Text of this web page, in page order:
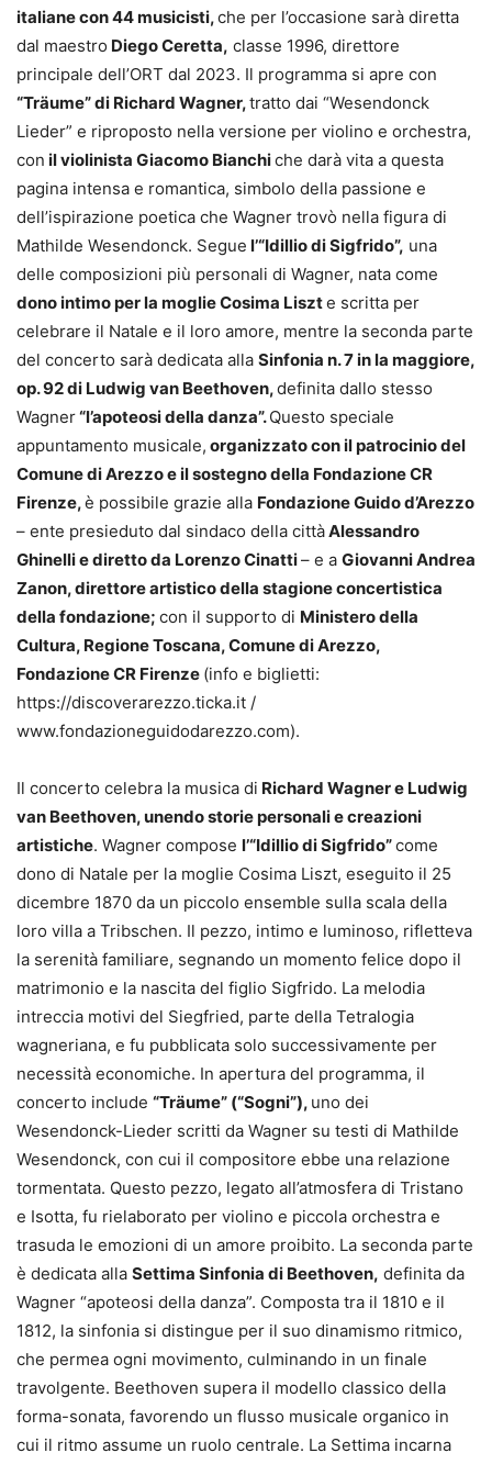
italiane con 44 musicisti,che per l’occasione sarà diretta
dal maestro Diego Ceretta, classe 1996, direttore
principale dell’ORT dal 2023. Il programma si apre con
“Träume” di Richard Wagner,tratto dai “Wesendonck
Lieder” e riproposto nella versione per violino e orchestra,
con il violinista Giacomo Bianchiche darà vita a questa
pagina intensa e romantica, simbolo della passione e
dell’ispirazione poetica che Wagner trovò nella figura di
Mathilde Wesendonck. Segue l’“Idillio di Sigfrido”, una
delle composizioni più personali di Wagner, nata come
dono intimo per la moglie Cosima Liszte scritta per
celebrare il Natale e il loro amore, mentre la seconda parte
del concerto sarà dedicata alla Sinfonia n. 7 in la maggiore,
op. 92 di Ludwig van Beethoven,definita dallo stesso
Wagner“l’apoteosi della danza”.Questo speciale
appuntamento musicale, organizzato con il patrocinio del
Comune di Arezzo e il sostegno della Fondazione CR
Firenze,è possibile grazie alla Fondazione Guido d’Arezzo
– ente presieduto dal sindaco della cittàAlessandro
Ghinelli e diretto da Lorenzo Cinatti– e a Giovanni Andrea
Zanon, direttore artistico della stagione concertistica
della fondazione; con il supporto di Ministero della
Cultura, Regione Toscana, Comune di Arezzo,
Fondazione CR Firenze (info e biglietti:
https://discoverarezzo.ticka.it /
www.fondazioneguidodarezzo.com).
Il concerto celebra la musica di Richard Wagner e Ludwig
van Beethoven, unendo storie personali e creazioni
artistiche. Wagner compose l’“Idillio di Sigfrido”come
dono di Natale per la moglie Cosima Liszt, eseguito il 25
dicembre 1870 da un piccolo ensemble sulla scala della
loro villa a Tribschen. Il pezzo, intimo e luminoso, rifletteva
la serenità familiare, segnando un momento felice dopo il
matrimonio e la nascita del figlio Sigfrido. La melodia
intreccia motivi del Siegfried, parte della Tetralogia
wagneriana, e fu pubblicata solo successivamente per
necessità economiche. In apertura del programma, il
concerto include “Träume” (“Sogni”), uno dei
Wesendonck-Lieder scritti da Wagner su testi di Mathilde
Wesendonck, con cui il compositore ebbe una relazione
tormentata. Questo pezzo, legato all’atmosfera di Tristano
e Isotta, fu rielaborato per violino e piccola orchestra e
trasuda le emozioni di un amore proibito. La seconda parte
è dedicata alla Settima Sinfonia di Beethoven, definita da
Wagner “apoteosi della danza”. Composta tra il 1810 e il
1812, la sinfonia si distingue per il suo dinamismo ritmico,
che permea ogni movimento, culminando in un finale
travolgente. Beethoven supera il modello classico della
forma-sonata, favorendo un flusso musicale organico in
cui il ritmo assume un ruolo centrale. La Settima incarna